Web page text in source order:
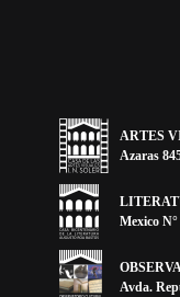
ARTES
Azaras
Mexico
Avda.